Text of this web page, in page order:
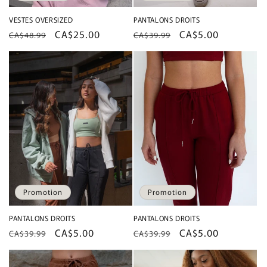
VESTES OVERSIZED
Prix
habituel
CA$48.99
Prix
promotionnel
CA$25.00
PANTALONS DROITS
Prix
habituel
CA$39.99
Prix
promotionnel
CA$5.00
Promotion
PANTALONS DROITS
Prix
habituel
CA$39.99
Prix
promotionnel
CA$5.00
Promotion
PANTALONS DROITS
Prix
habituel
CA$39.99
Prix
promotionnel
CA$5.00